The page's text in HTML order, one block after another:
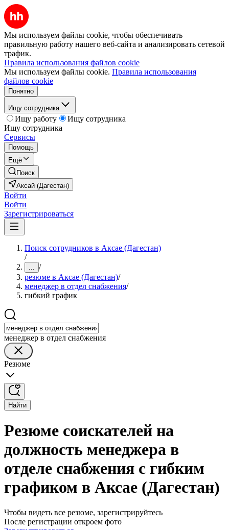
Мы используем файлы cookie, чтобы обеспечивать
правильную работу нашего веб-сайта и анализировать сетевой
трафик.
Правила использования файлов cookie
Мы используем файлы cookie. Правила использования
файлов cookie
Понятно
Ищу сотрудника
Ищу работу
Ищу сотрудника
Ищу сотрудника
Сервисы
Помощь
Ещё
Поиск
Аксай (Дагестан)
Войти
Войти
Зарегистрироваться
Поиск сотрудников в Аксае (Дагестан)
/
... /
резюме в Аксае (Дагестан)/
менеджер в отдел снабжения/
гибкий график
менеджер в отдел снабжения
Резюме
Найти
Резюме соискателей на
должность менеджера в
отделе снабжения с гибким
графиком в Аксае (Дагестан)
Чтобы видеть все резюме, зарегистрируйтесь
После регистрации откроем фото